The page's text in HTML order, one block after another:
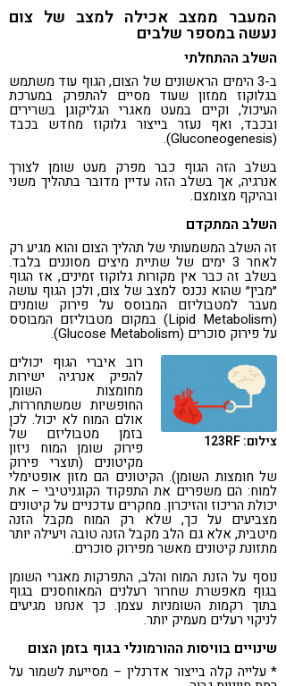
המעבר ממצב אכילה למצב של צום
נעשה במספר שלבים
השלב ההתחלתי
ב-3 הימים הראשונים של הצום, הגוף עוד משתמש
בגלוקוז ממזון שעוד מסיים להתפרק במערכת
העיכול, וקיים במעט מאגרי הגליקוגן בשרירים
ובכבד, ואף נעזר בייצור גלוקוז מחדש בכבד
(Gluconeogenesis).
בשלב הזה הגוף כבר מפרק מעט שומן לצורך
אנרגיה, אך בשלב הזה עדיין מדובר בתהליך משני
ובהיקף מצומצם.
השלב המתקדם
זה השלב המשמעותי של תהליך הצום והוא מגיע רק
לאחר 3 ימים של שתיית מיצים מסוננים בלבד.
בשלב זה כבר אין מקורות גלוקוז זמינים, אז הגוף
״מבין״ שהוא נכנס למצב של צום, ולכן הגוף עושה
מעבר למטבוליזם המבוסס על פירוק שומנים
(Lipid Metabolism) במקום מטבוליזם המבוסס
על פירוק סוכרים (Glucose Metabolism).
צילום: 123RF
רוב איברי הגוף יכולים
להפיק אנרגיה ישירות
מחומצות השומן
החופשיות שמשתחררות,
אולם המוח לא יכול. לכן
בזמן מטבוליזם של
פירוק שומן המוח ניזון
מקיטונים (תוצרי פירוק
של חומצות השומן). הקיטונים הם מזון אופטימלי
למוח: הם משפרים את התפקוד הקוגניטיבי – את
יכולת הריכוז והזיכרון. מחקרים עדכניים על קיטונים
מצביעים על כך, שלא רק המוח מקבל הזנה
מיטבית, אלא גם הלב מקבל הזנה טובה ויעילה יותר
מתזונת קיטונים מאשר מפירוק סוכרים.
נוסף על הזנת המוח והלב, התפרקות מאגרי השומן
בגוף מאפשרת שחרור רעלנים המאוחסנים בגוף
בתוך רקמות השומניות עצמן. כך אנחנו מגיעים
לניקוי רעלים מעמיק יותר.
שינויים בוויסות ההורמונלי בגוף בזמן הצום
* עלייה קלה בייצור אדרנלין – מסייעת לשמור על